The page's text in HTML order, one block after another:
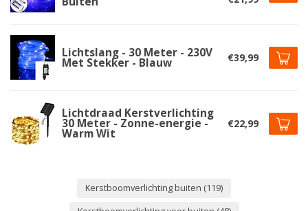
Lichtslang - 30 Meter - 230V
Met Stekker - Blauw €39,99
Lichtdraad Kerstverlichting
30 Meter - Zonne-energie -
Warm Wit
€22,99
Kerstboomverlichting buiten (119)